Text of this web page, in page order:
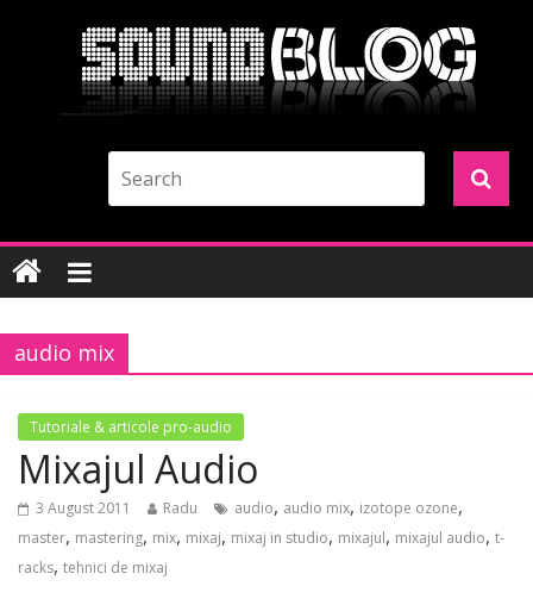
audio mix
Tutoriale & articole pro-audio
Mixajul Audio
3 August 2011 Radu audio, audio mix, izotope ozone,
master, mastering, mix, mixaj, mixaj in studio, mixajul, mixajul audio, t-
racks, tehnici de mixaj